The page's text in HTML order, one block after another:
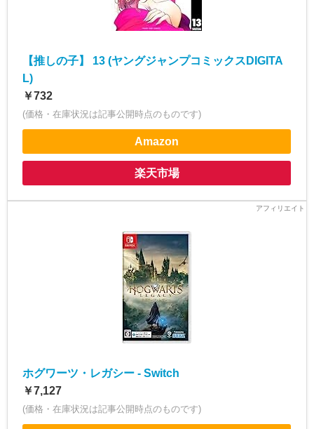
【推しの子】 13 (ヤングジャンプコミックスDIGITA
L)
￥732
(価格・在庫状況は記事公開時点のものです)
Amazon
楽天市場
ホグワーツ・レガシー - Switch
￥7,127
(価格・在庫状況は記事公開時点のものです)